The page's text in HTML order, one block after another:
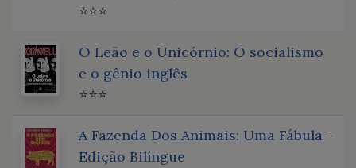
⭐⭐⭐
O Leão e o Unicórnio: O socialismo
e o gênio inglês
⭐⭐⭐
A Fazenda Dos Animais: Uma Fábula -
Edição Bilíngue